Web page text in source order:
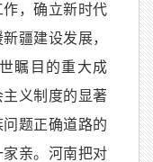
，确立新时代
疆建设发展，
瞩目的重大成
义制度的显著
题正确道路的
亲。河南把对